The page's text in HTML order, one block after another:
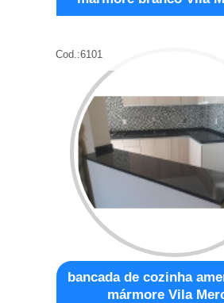
Cod.:6101
bancada de cozinha
mármore Vila